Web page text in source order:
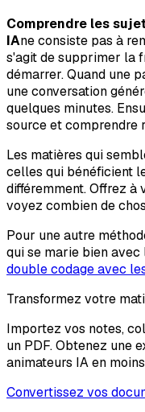
Comprendre les
IAne consiste pas à
s'agit de supprimer la
démarrer. Quand une
une conversation
quelques minutes.
source et comprendre
Les matières qui
celles qui bénéficient
différemment. Offrez à
voyez combien de
Pour une autre
qui se marie bien
double codage avec
Transformez votre
Importez vos notes,
un PDF. Obtenez une
animateurs IA en
Convertissez vos